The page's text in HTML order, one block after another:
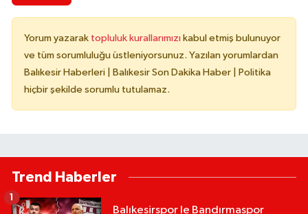
Yorum yazarak topluluk kurallarımızı kabul etmiş bulunuyor
ve tüm sorumluluğu üstleniyorsunuz. Yazılan yorumlardan
Balıkesir Haberleri | Balıkesir Son Dakika Haber | Politika
hiçbir şekilde sorumlu tutulamaz.
Trend Haberler
Balıkesirspor le Bandırmaspor
1